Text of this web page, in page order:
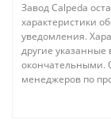
Завод Calpeda
характеристики
уведомления.
другие указанные
окончательными.
менеджеров по